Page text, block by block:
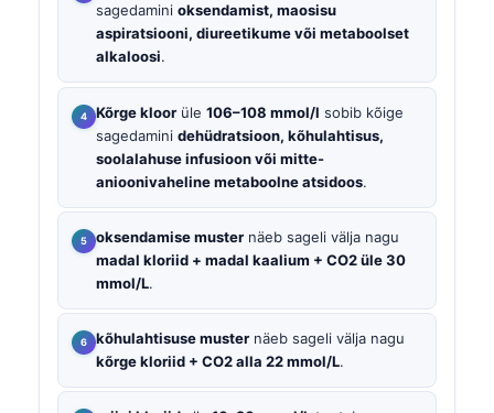
sagedamini oksendamist, maosisu
aspiratsiooni, diureetikume või metaboolset
alkaloosi.
Kõrge kloor üle 106–108 mmol/l sobib kõige
sagedamini dehüdratsioon, kõhulahtisus,
soolalahuse infusioon või mitte-
anioonivaheline metaboolne atsidoos.
oksendamise muster näeb sageli välja nagu
madal kloriid + madal kaalium + CO2 üle 30
mmol/L.
kõhulahtisuse muster näeb sageli välja nagu
kõrge kloriid + CO2 alla 22 mmol/L.